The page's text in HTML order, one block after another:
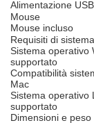
Alimentazione USB
Mouse
Mouse incluso
Requisiti di sistema
Sistema operativo
supportato
Compatibilità
Mac
Sistema operativo
supportato
Dimensioni e peso